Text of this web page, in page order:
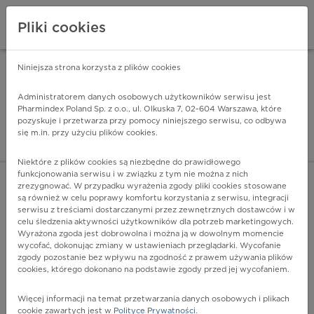
Pharmindex - lider
ZALOGUJ SIĘ
A41.2 - Posocznica wywołana przez nieokreślone
gronkowce
Więcej na lekiicd10.pl
Pliki cookies
Niniejsza strona korzysta z plików cookies
Administratorem danych osobowych użytkowników serwisu jest
Pharmindex Poland Sp. z o.o., ul. Olkuska 7, 02-604 Warszawa, które
pozyskuje i przetwarza przy pomocy niniejszego serwisu, co odbywa
się m.in. przy użyciu plików cookies.
Niektóre z plików cookies są niezbędne do prawidłowego
funkcjonowania serwisu i w związku z tym nie można z nich
zrezygnować. W przypadku wyrażenia zgody pliki cookies stosowane
są również w celu poprawy komfortu korzystania z serwisu, integracji
serwisu z treściami dostarczanymi przez zewnętrznych dostawców i w
celu śledzenia aktywności użytkowników dla potrzeb marketingowych.
Wyrażona zgoda jest dobrowolna i można ją w dowolnym momencie
wycofać, dokonując zmiany w ustawieniach przeglądarki. Wycofanie
zgody pozostanie bez wpływu na zgodność z prawem używania plików
cookies, którego dokonano na podstawie zgody przed jej wycofaniem.
Więcej informacji na temat przetwarzania danych osobowych i plikach
cookie zawartych jest w Polityce Prywatności.
ZA DARMO - w Google Play INSTALUJ